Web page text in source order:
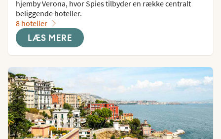
hjemby Verona, hvor Spies tilbyder en række centralt
beliggende hoteller.
8 hoteller
LÆS MERE